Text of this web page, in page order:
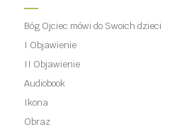
Bóg Ojciec mówi do Swoich dzieci
I Objawienie
II Objawienie
Audiobook
Ikona
Obraz